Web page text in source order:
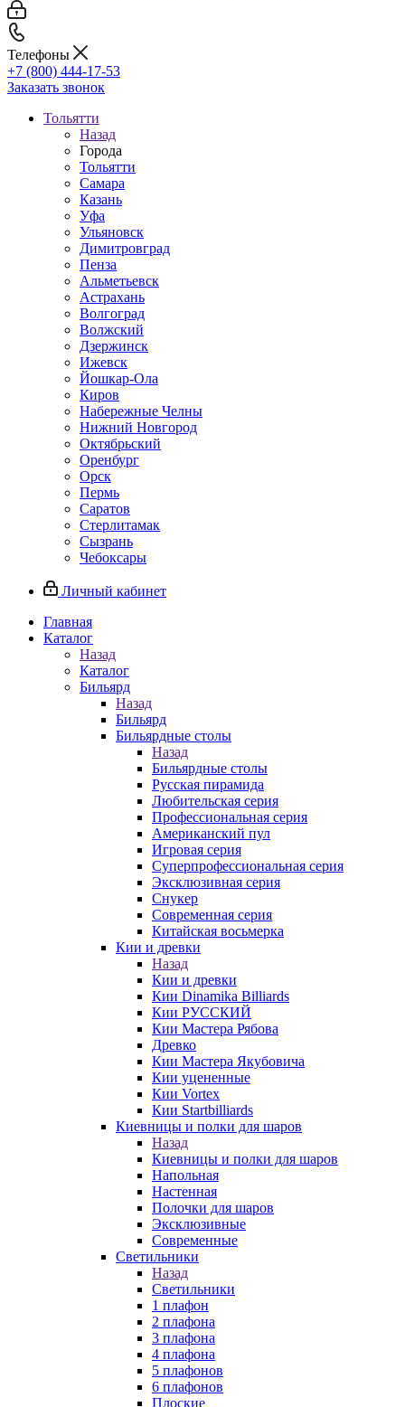
Телефоны
+7 (800) 444-17-53
Заказать звонок
Тольятти
Назад
Города
Тольятти
Самара
Казань
Уфа
Ульяновск
Димитровград
Пенза
Альметьевск
Астрахань
Волгоград
Волжский
Дзержинск
Ижевск
Йошкар-Ола
Киров
Набережные Челны
Нижний Новгород
Октябрьский
Оренбург
Орск
Пермь
Саратов
Стерлитамак
Сызрань
Чебоксары
Личный кабинет
Главная
Каталог
Назад
Каталог
Бильярд
Назад
Бильярд
Бильярдные столы
Назад
Бильярдные столы
Русская пирамида
Любительская серия
Профессиональная серия
Американский пул
Игровая серия
Суперпрофессиональная серия
Эксклюзивная серия
Снукер
Современная серия
Китайская восьмерка
Кии и древки
Назад
Кии и древки
Кии Dinamika Billiards
Кии РУССКИЙ
Кии Мастера Рябова
Древко
Кии Мастера Якубовича
Кии уцененные
Кии Vortex
Кии Startbilliards
Киевницы и полки для шаров
Назад
Киевницы и полки для шаров
Напольная
Настенная
Полочки для шаров
Эксклюзивные
Современные
Светильники
Назад
Светильники
1 плафон
2 плафона
3 плафона
4 плафона
5 плафонов
6 плафонов
Плоские